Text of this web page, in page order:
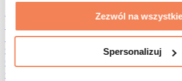
Zezwól na
Spersonalizuj
Suszone mięso
Owoce liofilizowane
Ciastka proteinowe
Chipsy i chrupki